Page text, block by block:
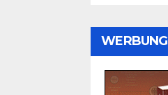
WERBUNG